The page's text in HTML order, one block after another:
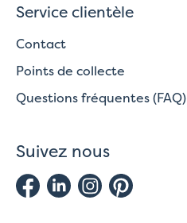
Service clientèle
Contact
Points de collecte
Questions fréquentes (FAQ)
Suivez nous